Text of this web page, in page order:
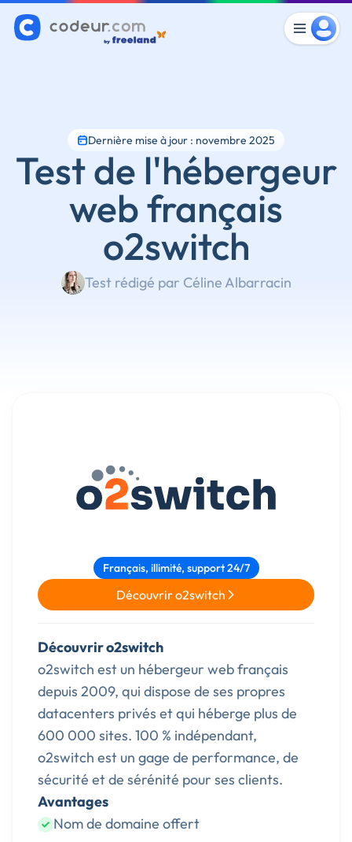
Dernière mise à jour : novembre 2025
Test de l'hébergeur
web français
o2switch
Test rédigé par Céline Albarracin
Français, illimité, support 24/7
Découvrir o2switch
Découvrir o2switch
o2switch est un hébergeur web français
depuis 2009, qui dispose de ses propres
datacenters privés et qui héberge plus de
600 000 sites. 100 % indépendant,
o2switch est un gage de performance, de
sécurité et de sérénité pour ses clients.
Avantages
Nom de domaine offert